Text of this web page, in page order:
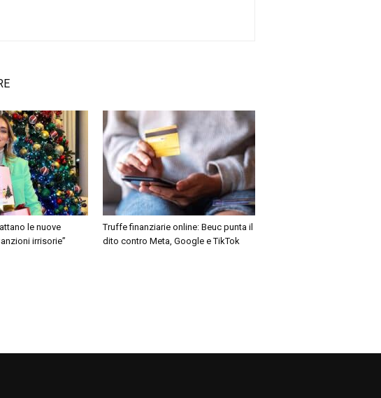
le nuove
irrisorie”
Truffe finanziarie online: Beuc punta il
dito contro Meta, Google e TikTok